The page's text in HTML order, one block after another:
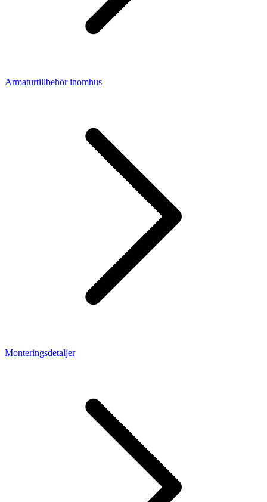
Armaturtillbehör inomhus
Monteringsdetaljer